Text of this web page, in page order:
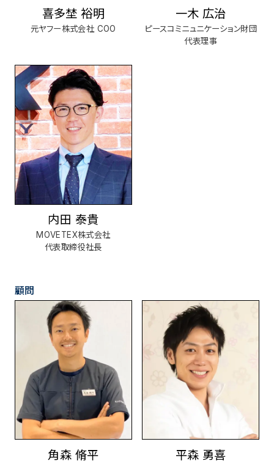
喜多埜 裕明
元ヤフー株式会社 COO
一木 広治
ピースコミニュニケーション財団
代表理事
内田 泰貴
MOVETEX株式会社
代表取締役社長
顧問
角森 脩平 平森 勇喜